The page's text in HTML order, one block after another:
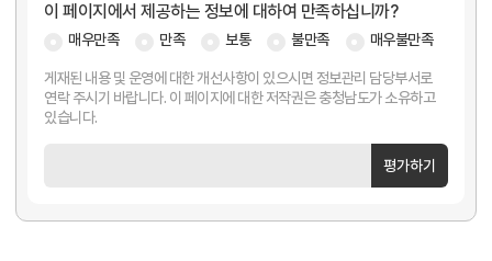
이 페이지에서 제공하는 정보에 대하여 만족하십니까?
매우만족 만족 보통 불만족 매우불만족
게재된 내용 및 운영에 대한 개선사항이 있으시면 정보관리 담당부서로
연락 주시기 바랍니다. 이 페이지에 대한 저작권은 충청남도가 소유하고
있습니다.
평가하기